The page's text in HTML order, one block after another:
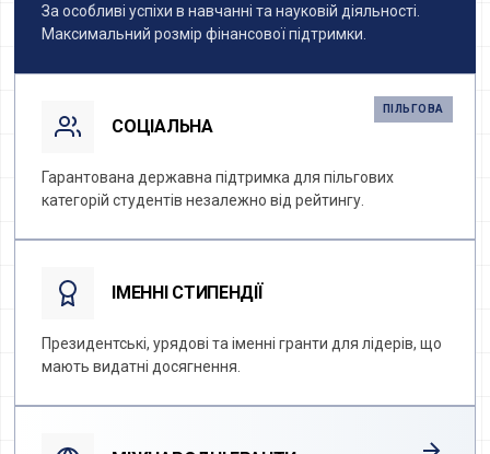
За особливі успіхи в навчанні та науковій діяльності.
Максимальний розмір фінансової підтримки.
ПІЛЬГОВА
СОЦІАЛЬНА
Гарантована державна підтримка для пільгових
категорій студентів незалежно від рейтингу.
ІМЕННІ СТИПЕНДІЇ
Президентські, урядові та іменні гранти для лідерів, що
мають видатні досягнення.